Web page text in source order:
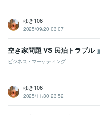
ゆき106
2025/09/20 03:07
空き家問題 VS 民泊トラブル
ビジネス・マーケティング
ゆき106
2025/11/30 23:52